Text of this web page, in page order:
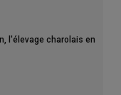
l'élevage charolais en